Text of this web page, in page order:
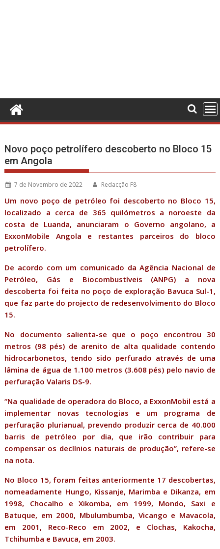
Novo poço petrolífero descoberto no Bloco 15
em Angola
7 de Novembro de 2022 Redacção F8
Um novo poço de petróleo foi descoberto no Bloco 15,
localizado a cerca de 365 quilómetros a noroeste da
costa de Luanda, anunciaram o Governo angolano, a
ExxonMobile Angola e restantes parceiros do bloco
petrolífero.
De acordo com um comunicado da Agência Nacional de
Petróleo, Gás e Biocombustíveis (ANPG) a nova
descoberta foi feita no poço de exploração Bavuca Sul-1,
que faz parte do projecto de redesenvolvimento do Bloco
15.
No documento salienta-se que o poço encontrou 30
metros (98 pés) de arenito de alta qualidade contendo
hidrocarbonetos, tendo sido perfurado através de uma
lâmina de água de 1.100 metros (3.608 pés) pelo navio de
perfuração Valaris DS-9.
“Na qualidade de operadora do Bloco, a ExxonMobil está a
implementar novas tecnologias e um programa de
perfuração plurianual, prevendo produzir cerca de 40.000
barris de petróleo por dia, que irão contribuir para
compensar os declínios naturais de produção”, refere-se
na nota.
No Bloco 15, foram feitas anteriormente 17 descobertas,
nomeadamente Hungo, Kissanje, Marimba e Dikanza, em
1998, Chocalho e Xikomba, em 1999, Mondo, Saxi e
Batuque, em 2000, Mbulumbumba, Vicango e Mavacola,
em 2001, Reco-Reco em 2002, e Clochas, Kakocha,
Tchihumba e Bavuca, em 2003.